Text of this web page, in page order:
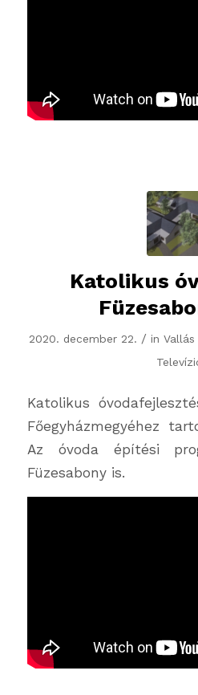
Katolikus
2020. december 22. / inVallás
Katolikus
Főegyházmegyéhez
Az óvoda építési
Füzesabony is.